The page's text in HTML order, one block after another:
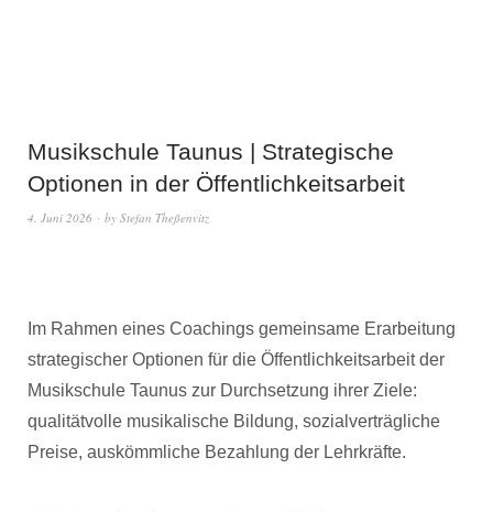
Musikschule Taunus | Strategische
Optionen in der Öffentlichkeitsarbeit
4. Juni 2026 by Stefan Theßenvitz
Im Rahmen eines Coachings gemeinsame Erarbeitung
strategischer Optionen für die Öffentlichkeitsarbeit der
Musikschule Taunus zur Durchsetzung ihrer Ziele:
qualitätvolle musikalische Bildung, sozialverträgliche
Preise, auskömmliche Bezahlung der Lehrkräfte.